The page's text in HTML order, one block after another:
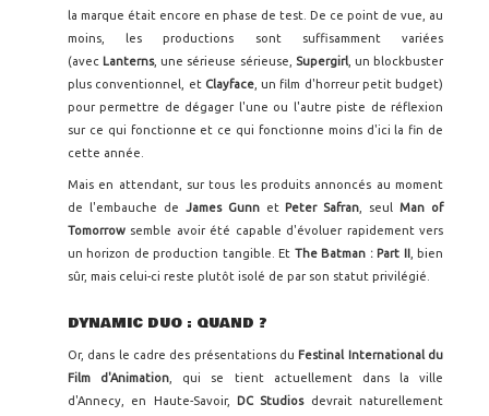
la marque était encore en phase de test. De ce point de vue, au
moins, les productions sont suffisamment variées
(avec Lanterns, une sérieuse sérieuse, Supergirl, un blockbuster
plus conventionnel, et Clayface, un film d'horreur petit budget)
pour permettre de dégager l'une ou l'autre piste de réflexion
sur ce qui fonctionne et ce qui fonctionne moins d'ici la fin de
cette année.
Mais en attendant, sur tous les produits annoncés au moment
de l'embauche de James Gunnet Peter Safran , seulMan of
Tomorrow semble avoir été capable d'évoluer rapidement vers
un horizon de production tangible. Et The Batman : Part II, bien
sûr, mais celui-ci reste plutôt isolé de par son statut privilégié.
DYNAMIC DUO : QUAND ?
Or, dans le cadre des présentations du Festinal International du
Film d'Animation , qui se tient actuellement dans la ville
d'Annecy, en Haute-Savoir,
DC Studiosdevrait naturellement